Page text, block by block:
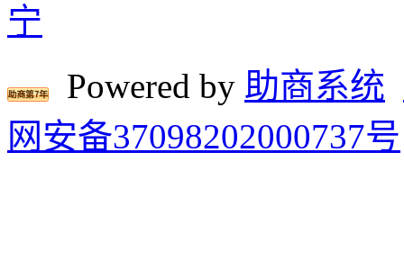
宁
Powered by 助商系统
网安备37098202000737号